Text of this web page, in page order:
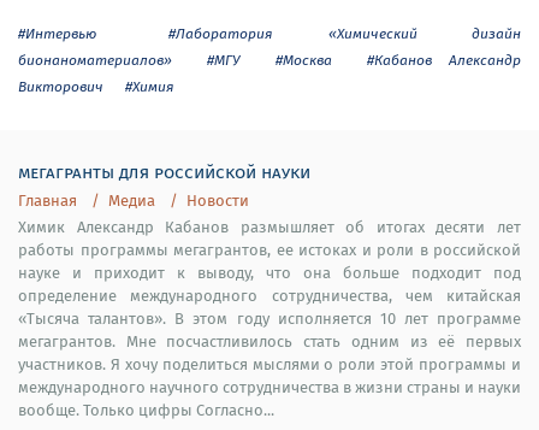
#Интервью
#Лаборатория «Химический дизайн
бионаноматериалов»
#МГУ #Москва
#Кабанов Александр
Викторович
#Химия
мегагранты для российской науки
Главная Медиа
Новости
Химик Александр Кабанов размышляет об итогах десяти лет
работы программы мегагрантов, ее истоках и роли в российской
науке и приходит к выводу, что она больше подходит под
определение международного сотрудничества, чем китайская
«Тысяча талантов». В этом году исполняется 10 лет программе
мегагрантов. Мне посчастливилось стать одним из её первых
участников. Я хочу поделиться мыслями о роли этой программы и
международного научного сотрудничества в жизни страны и науки
вообще. Только цифры Согласно...